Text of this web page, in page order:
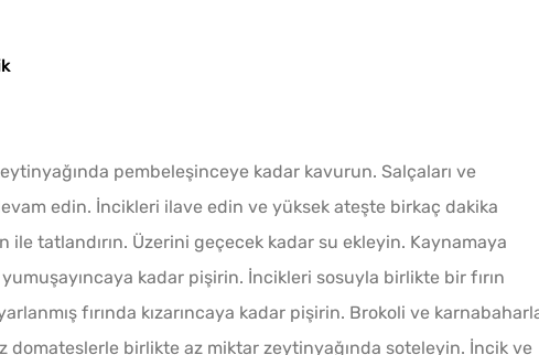
pembeleşinceye kadar kavurun. Salçaları ve
edin. İncikleri ilave edin ve yüksek ateşte birkaç dakika
ile tatlandırın. Üzerini geçecek kadar su ekleyin. Kaynamaya
yumuşayıncaya kadar pişirin. İncikleri sosuyla birlikte bir fırın
fırında kızarıncaya kadar pişirin. Brokoli ve
domateslerle birlikte az miktar zeytinyağında soteleyin. İncik ve